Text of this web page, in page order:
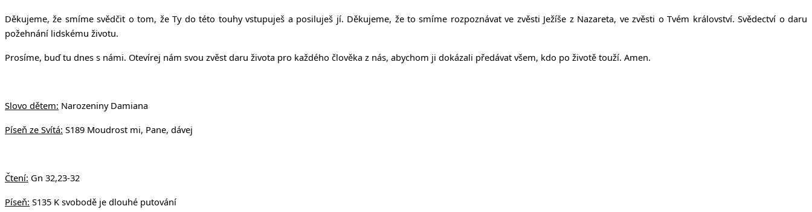
Děkujeme, že smíme svědčit o tom, že Ty do této touhy vstupuješ a posiluješ jí. Děkujeme, že to smíme rozpoznávat ve zvěsti Ježíše z Nazareta, ve zvěsti o Tvém království. Svědectví o daru
požehnání lidskému životu.
Prosíme, buď tu dnes s námi. Otevírej nám svou zvěst daru života pro každého člověka z nás, abychom ji dokázali předávat všem, kdo po životě touží. Amen.
Slovo dětem: Narozeniny Damiana
Píseň ze Svítá: S189 Moudrost mi, Pane, dávej
Čtení: Gn 32,23-32
Píseň: S135 K svobodě je dlouhé putování